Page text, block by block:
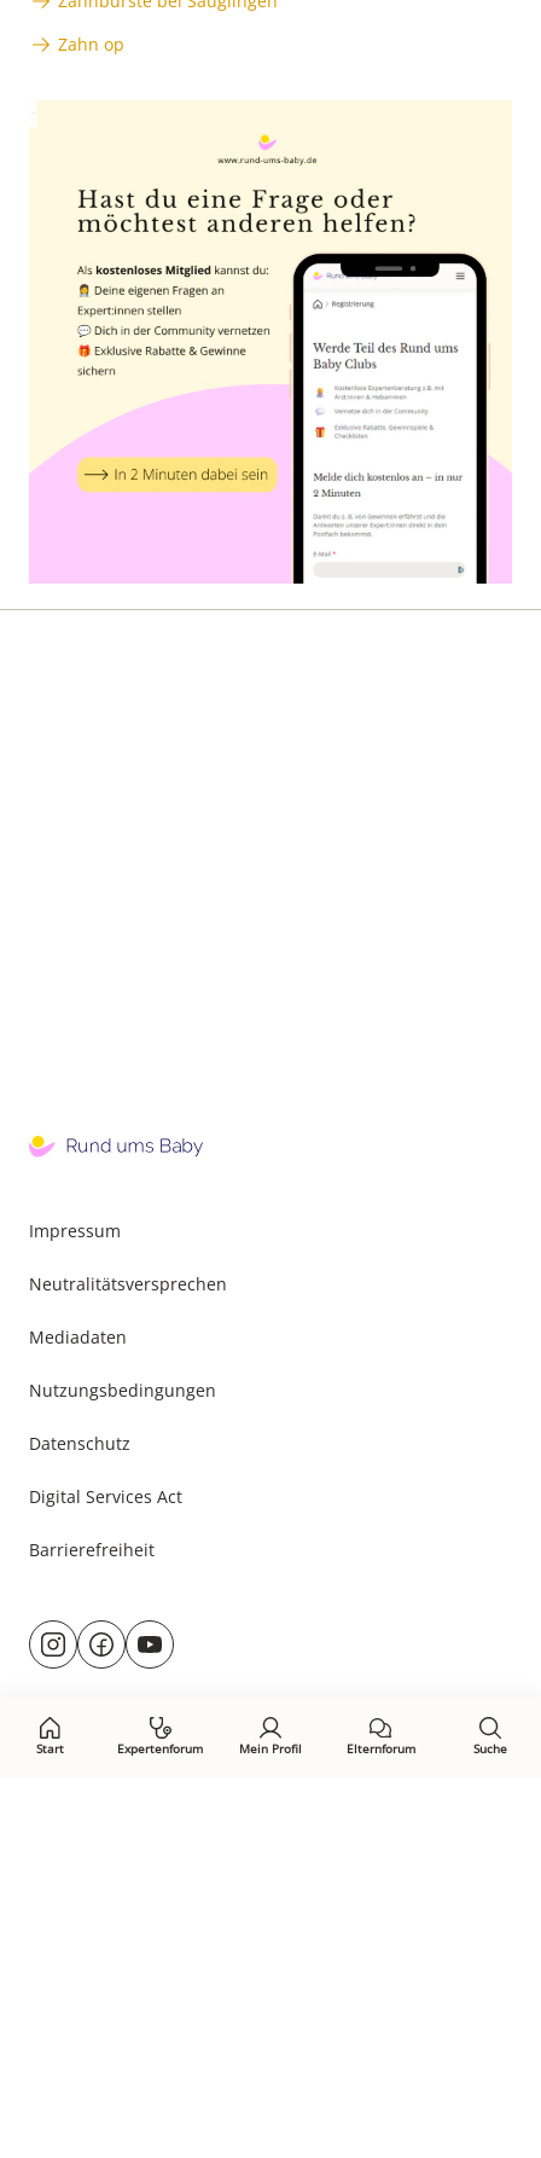
Start Expertenforum Mein Profil Elternforum Suche
Zahn op
Impressum
Neutralitätsversprechen
Mediadaten
Nutzungsbedingungen
Datenschutz
Digital Services Act
Barrierefreiheit
Besuche
uns@rund.ums.baby
facebook.com/rundumsbaby.de
youtube.com/@rundumsbaby_